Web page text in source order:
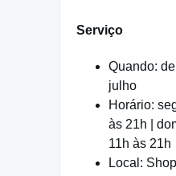
Serviço
Quando:
julho
Horário:
às 21h |
11h às 21h
Local: